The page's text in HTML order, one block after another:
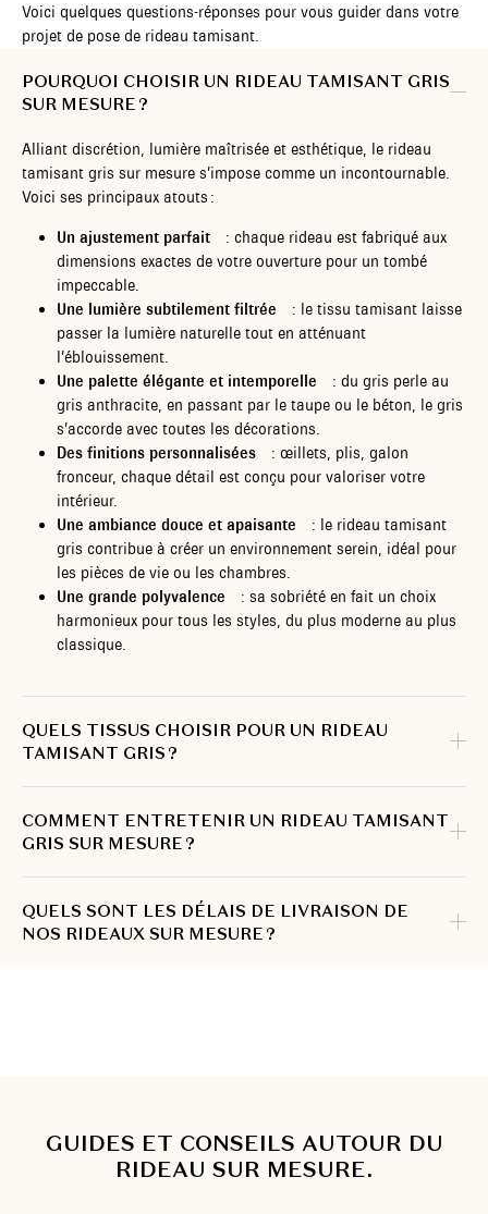
Voici quelques questions-réponses pour vous guider dans votre
projet de pose de rideau tamisant.
POURQUOI CHOISIR UN RIDEAU TAMISANT GRIS
SUR MESURE ?
Alliant discrétion, lumière maîtrisée et esthétique, le rideau
tamisant gris sur mesure s’impose comme un incontournable.
Voici ses principaux atouts :
Un ajustement parfait : chaque rideau est fabriqué aux
dimensions exactes de votre ouverture pour un tombé
impeccable.
Une lumière subtilement filtrée : le tissu tamisant laisse
passer la lumière naturelle tout en atténuant
l’éblouissement.
Une palette élégante et intemporelle : du gris perle au
gris anthracite, en passant par le taupe ou le béton, le gris
s’accorde avec toutes les décorations.
Des finitions personnalisées : œillets, plis, galon
fronceur, chaque détail est conçu pour valoriser votre
intérieur.
Une ambiance douce et apaisante : le rideau tamisant
gris contribue à créer un environnement serein, idéal pour
les pièces de vie ou les chambres.
Une grande polyvalence : sa sobriété en fait un choix
harmonieux pour tous les styles, du plus moderne au plus
classique.
QUELS TISSUS CHOISIR POUR UN RIDEAU
TAMISANT GRIS ?
COMMENT ENTRETENIR UN RIDEAU TAMISANT
GRIS SUR MESURE ?
QUELS SONT LES DÉLAIS DE LIVRAISON DE
NOS RIDEAUX SUR MESURE ?
GUIDES ET CONSEILS AUTOUR DU
RIDEAU SUR MESURE.